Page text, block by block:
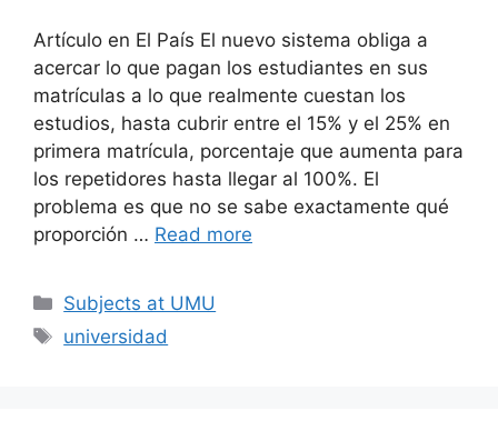
Artículo en El País El nuevo sistema obliga a
acercar lo que pagan los estudiantes en sus
matrículas a lo que realmente cuestan los
estudios, hasta cubrir entre el 15% y el 25% en
primera matrícula, porcentaje que aumenta para
los repetidores hasta llegar al 100%. El
problema es que no se sabe exactamente qué
proporción … Read more
Categories
Subjects at UMU
Tags
universidad